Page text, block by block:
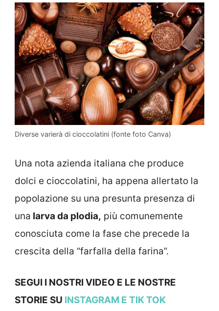
Diverse varierà di cioccolatini (fonte foto Canva)
Una nota azienda italiana che produce
dolci e cioccolatini, ha appena allertato la
popolazione su una presunta presenza di
una larva da plodia, più comunemente
conosciuta come la fase che precede la
crescita della “farfalla della farina”.
SEGUI I NOSTRI VIDEO E LE NOSTRE
STORIE SU INSTAGRAM E TIK TOK